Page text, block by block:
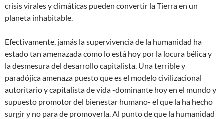
crisis virales y climáticas pueden convertir la Tierra en un
planeta inhabitable.
Efectivamente, jamás la supervivencia de la humanidad ha
estado tan amenazada como lo está hoy por la locura bélica y
la desmesura del desarrollo capitalista. Una terrible y
paradójica amenaza puesto que es el modelo civilizacional
autoritario y capitalista de vida -dominante hoy en el mundo y
supuesto promotor del bienestar humano- el que la ha hecho
surgir y no para de promoverla. Al punto de que la humanidad